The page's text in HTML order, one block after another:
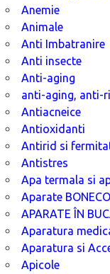
Anemie
Animale
Anti Imbatranire
Anti insecte
Anti-aging
anti-aging, anti-
Antiacneice
Antioxidanti
Antirid si
Antistres
Apa termala si
Aparate BONECO
APARATE ÎN
Aparatura
Aparatura si
Apicole